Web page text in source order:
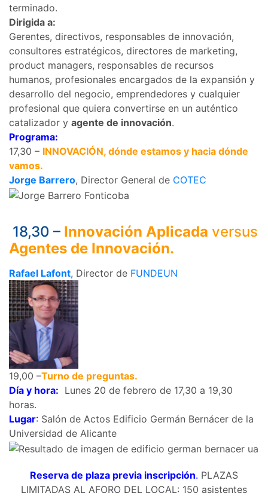
terminado.
Dirigida a:
Gerentes, directivos, responsables de innovación,
consultores estratégicos, directores de marketing,
product managers, responsables de recursos
humanos, profesionales encargados de la expansión y
desarrollo del negocio, emprendedores y cualquier
profesional que quiera convertirse en un auténtico
catalizador y agente de innovación.
Programa:
17,30 – INNOVACIÓN, dónde estamos y hacia dónde
vamos.
Jorge Barrero, Director General de COTEC
18,30 – Innovación Aplicada versus
Agentes de Innovación.
Rafael Lafont, Director de FUNDEUN
19,00 –Turno de preguntas.
Día y hora: Lunes 20 de febrero de 17,30 a 19,30
horas.
Lugar: Salón de Actos Edificio Germán Bernácer de la
Universidad de Alicante
Reserva de plaza previa inscripción. PLAZAS
LIMITADAS AL AFORO DEL LOCAL: 150 asistentes